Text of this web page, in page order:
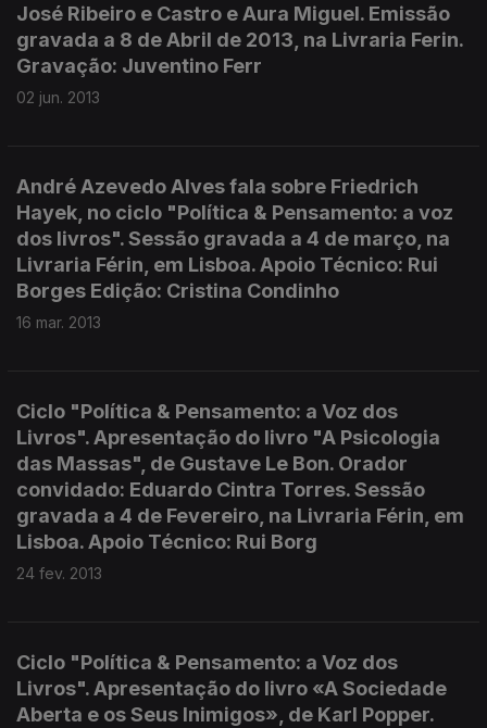
José Ribeiro e Castro e Aura Miguel. Emissão
gravada a 8 de Abril de 2013, na Livraria Ferin.
Gravação: Juventino Ferr
02 jun. 2013
André Azevedo Alves fala sobre Friedrich
Hayek, no ciclo "Política & Pensamento: a voz
dos livros". Sessão gravada a 4 de março, na
Livraria Férin, em Lisboa. Apoio Técnico: Rui
Borges Edição: Cristina Condinho
16 mar. 2013
Ciclo "Política & Pensamento: a Voz dos
Livros". Apresentação do livro "A Psicologia
das Massas", de Gustave Le Bon. Orador
convidado: Eduardo Cintra Torres. Sessão
gravada a 4 de Fevereiro, na Livraria Férin, em
Lisboa. Apoio Técnico: Rui Borg
24 fev. 2013
Ciclo "Política & Pensamento: a Voz dos
Livros". Apresentação do livro «A Sociedade
Aberta e os Seus Inimigos», de Karl Popper.